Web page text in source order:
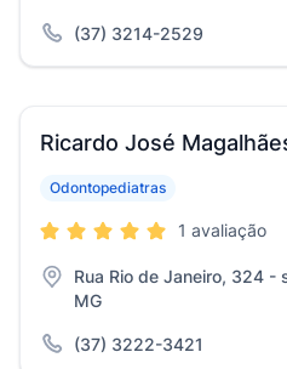
(37) 3214-2529
Ricardo José
Odontopediatras
1 avaliação
Rua Rio de Janeiro, 324 -
MG
(37) 3222-3421